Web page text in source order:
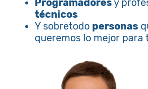
técnicos
Y sobretodo personas
queremos lo mejor para